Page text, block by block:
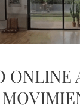
ONLINE